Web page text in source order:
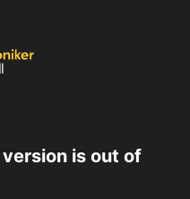
is out of